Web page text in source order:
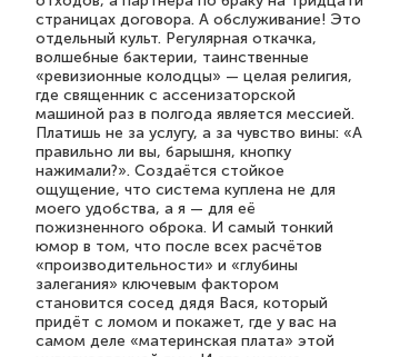
страницах договора. А обслуживание! Это
отдельный культ. Регулярная откачка,
волшебные бактерии, таинственные
«ревизионные колодцы» — целая религия,
где священник с ассенизаторской
машиной раз в полгода является мессией.
Платишь не за услугу, а за чувство вины: «А
правильно ли вы, барышня, кнопку
нажимали?». Создаётся стойкое
ощущение, что система куплена не для
моего удобства, а я — для её
пожизненного оброка. И самый тонкий
юмор в том, что после всех расчётов
«производительности» и «глубины
залегания» ключевым фактором
становится сосед дядя Вася, который
придёт с ломом и покажет, где у вас на
самом деле «материнская плата» этой